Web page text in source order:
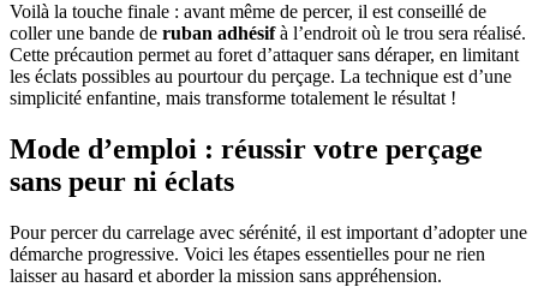
Voilà la touche finale : avant même de percer, il est conseillé de
coller une bande de ruban adhésifà l’endroit où le trou sera réalisé.
Cette précaution permet au foret d’attaquer sans déraper, en limitant
les éclats possibles au pourtour du perçage. La technique est d’une
simplicité enfantine, mais transforme totalement le résultat !
Mode d’emploi : réussir votre perçage
sans peur ni éclats
Pour percer du carrelage avec sérénité, il est important d’adopter une
démarche progressive. Voici les étapes essentielles pour ne rien
laisser au hasard et aborder la mission sans appréhension.